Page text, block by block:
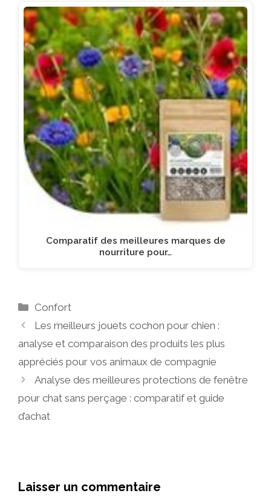
Comparatif des meilleures marques de
nourriture pour…
Catégories
Confort
Les meilleurs jouets cochon pour chien :
analyse et comparaison des produits les plus
appréciés pour vos animaux de compagnie
Analyse des meilleures protections de fenêtre
pour chat sans perçage : comparatif et guide
d’achat
Laisser un commentaire